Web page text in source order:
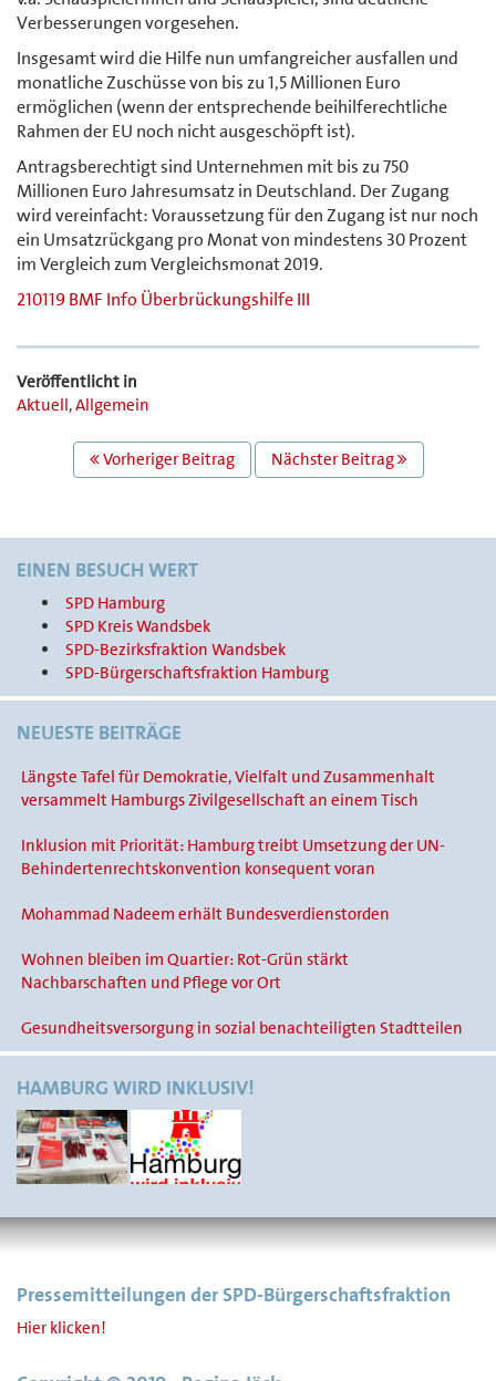
Verbesserungen vorgesehen.
Insgesamt wird die Hilfe nun umfangreicher ausfallen und
monatliche Zuschüsse von bis zu 1,5 Millionen Euro
ermöglichen (wenn der entsprechende beihilferechtliche
Rahmen der EU noch nicht ausgeschöpft ist).
Antragsberechtigt sind Unternehmen mit bis zu 750
Millionen Euro Jahresumsatz in Deutschland. Der Zugang
wird vereinfacht: Voraussetzung für den Zugang ist nur noch
ein Umsatzrückgang pro Monat von mindestens 30 Prozent
im Vergleich zum Vergleichsmonat 2019.
210119 BMF Info Überbrückungshilfe III
Veröffentlicht in
Aktuell,Allgemein
BEITRAGS
NAVIGATION
Vorheriger Beitrag Nächster Beitrag
EINEN BESUCH WERT
SPD Hamburg
SPD Kreis Wandsbek
SPD-Bezirksfraktion Wandsbek
SPD-Bürgerschaftsfraktion Hamburg
NEUESTE BEITRÄGE
Längste Tafel für Demokratie, Vielfalt und Zusammenhalt
versammelt Hamburgs Zivilgesellschaft an einem Tisch
Inklusion mit Priorität: Hamburg treibt Umsetzung der UN-
Behindertenrechtskonvention konsequent voran
Mohammad Nadeem erhält Bundesverdienstorden
Wohnen bleiben im Quartier: Rot-Grün stärkt
Nachbarschaften und Pflege vor Ort
Gesundheitsversorgung in sozial benachteiligten Stadtteilen
HAMBURG WIRD INKLUSIV!
Pressemitteilungen der SPD-Bürgerschaftsfraktion
Hier klicken!